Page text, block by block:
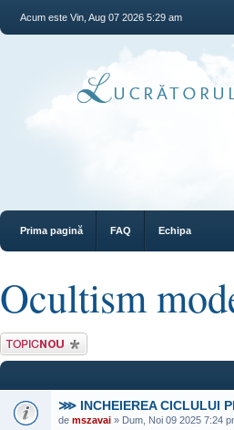
Acum este Vin, Aug 07 2026 5:29 am
Prima pagină FAQ Echipa
Ocultism
Scrie un subiect
nou
⋙ INCHEIEREA CICLULUI
de mszavai » Dum, Noi 09 2025 7:24